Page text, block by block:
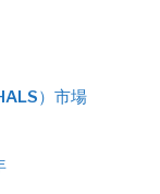
）市場